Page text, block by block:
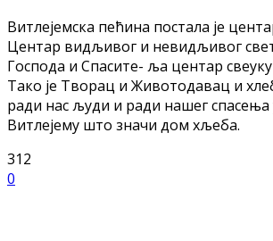
Витлејемска пећина постала је
Центар видљивог и невидљивог
Господа и Спасите- ља центар
Тако је Творац и Животодавац и
ради нас људи и ради нашег спасења
Витлејему што значи дом хљеба.
312
0